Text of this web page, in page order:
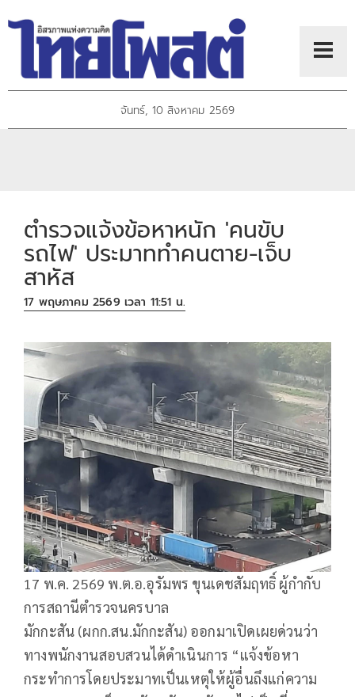
จันทร์, 10 สิงหาคม 2569
ตำรวจแจ้งข้อหาหนัก 'คนขับ
รถไฟ' ประมาททำคนตาย-เจ็บ
สาหัส
17 พฤษภาคม 2569 เวลา 11:51 น.
17 พ.ค. 2569 พ.ต.อ.อุรัมพร ขุนเดชสัมฤทธิ์ ผู้กำกับ
การสถานีตำรวจนครบาล
มักกะสัน (ผกก.สน.มักกะสัน) ออกมาเปิดเผยด่วนว่า
ทางพนักงานสอบสวนได้ดำเนินการ “แจ้งข้อหา
กระทำการโดยประมาทเป็นเหตุให้ผู้อื่นถึงแก่ความ